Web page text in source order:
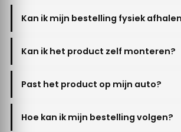
Kan ik mijn bestelling fysiek
Kan ik het product zelf monteren?
Past het product op mijn auto?
Hoe kan ik mijn bestelling volgen?